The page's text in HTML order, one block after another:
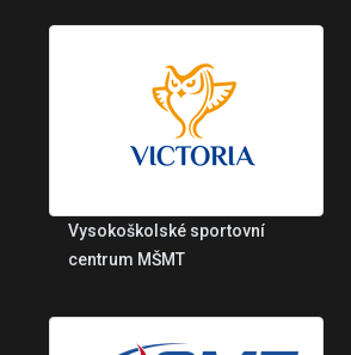
Vysokoškolské sportovní
centrum MŠMT